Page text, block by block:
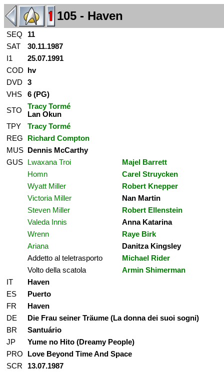
105 - Haven
SEQ
11
SAT
30.11.1987
I1
25.07.1991
COD
hv
DVD
3
VHS
6 (PG)
STO
Tracy Tormé
Lan Okun
TPY
Tracy Tormé
REG
Richard Compton
MUS
Dennis McCarthy
GUS
Lwaxana Troi
Majel Barrett
Homn
Carel Struycken
Wyatt Miller
Robert Knepper
Victoria Miller
Nan Martin
Steven Miller
Robert Ellenstein
Valeda Innis
Anna Katarina
Wrenn
Raye Birk
Ariana
Danitza Kingsley
Addetto al teletrasporto
Michael Rider
Volto della scatola
Armin Shimerman
IT
Haven
ES
Puerto
FR
Haven
DE
Die Frau seiner Träume (La donna dei suoi sogni)
BR
Santuário
JP
Yume no Hito (Dreamy People)
PRO
Love Beyond Time And Space
SCR
13.07.1987